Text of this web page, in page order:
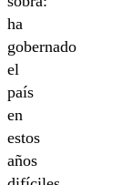
ha
gobernado
el
país
en
estos
años